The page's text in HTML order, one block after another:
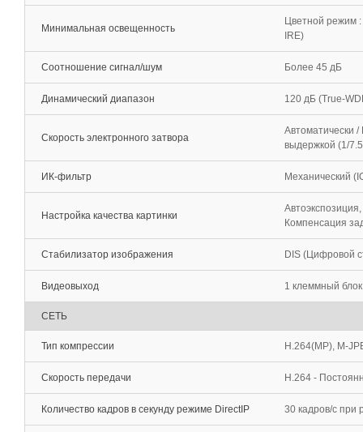
Минимальная освещенность
Цветной режим
IRE)
Соотношение сигнал/шум Более 45 дБ
Динамический диапазон 120 дБ (True-
Скорость электронного затвора
Автоматически
выдержкой (1/
ИК-фильтр Механический
Настройка качества картинки
Компенсация
Стабилизатор изображения DIS (Цифровой
Видеовыход 1 клеммный
СЕТЬ
Тип компрессии H.264(MP), M-
Скорость передачи H.264 -
Количество кадров в секунду режиме DirectIP 30 кадров/с при